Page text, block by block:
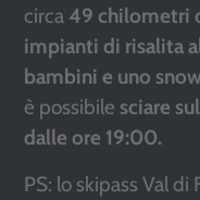
circa49 chilometri
impianti di risalita
bambini e uno
è possibile sciare
dalle ore 19:00.
PS: lo skipass Val